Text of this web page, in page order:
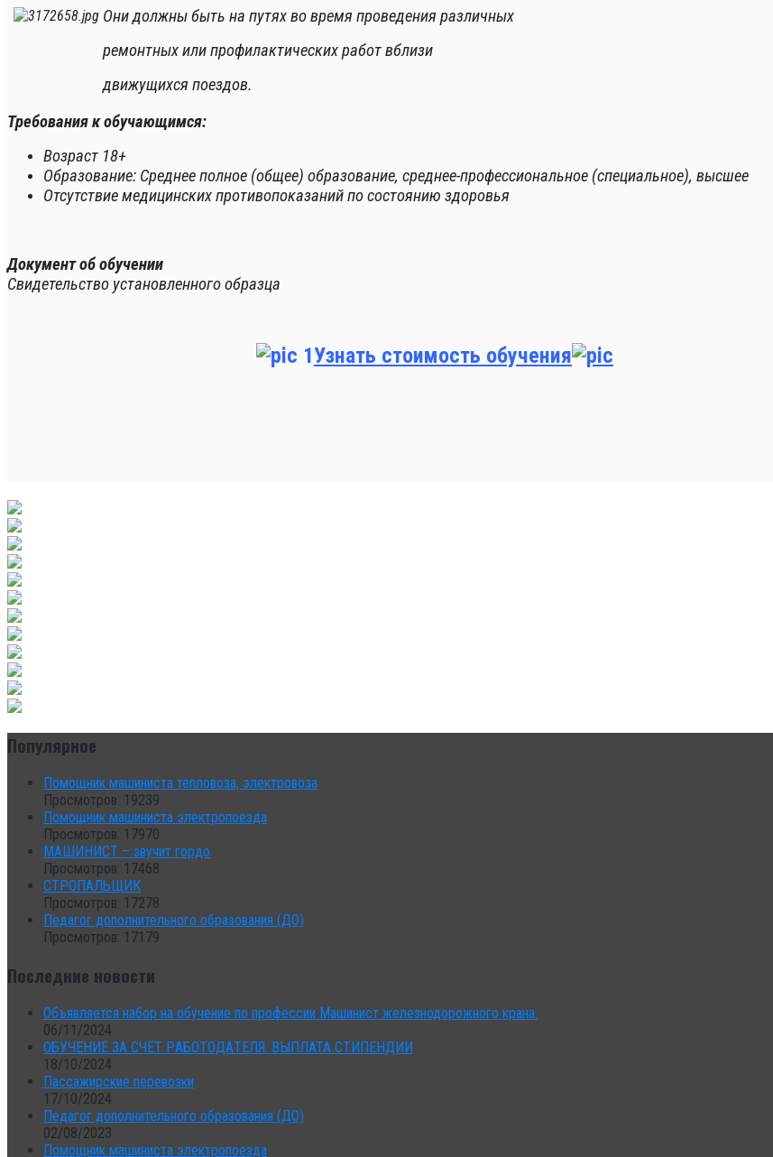
Они должны быть на путях во время проведения различных
ремонтныхили профилактических работвблизи
движущихся поездов.
Требования к обучающимся:
Возраст 18+
Образование: Среднее полное (общее) образование, среднее-профессиональное (специальное), высшее
Отсутствие медицинских противопоказаний по состоянию здоровья
Документ об обучении
Свидетельство установленного образца
Узнать стоимость обучения
Популярное
Помощник машиниста тепловоза, электровоза
Просмотров: 19239
Помощник машиниста электропоезда
Просмотров: 17970
МАШИНИСТ – звучит гордо
Просмотров: 17468
СТРОПАЛЬЩИК
Просмотров: 17278
Педагог дополнительного образования (ДО)
Просмотров: 17179
Последние новости
Объявляется набор на обучение по профессии Машинист железнодорожного крана.
06/11/2024
ОБУЧEНИЕ ЗA CЧЁТ PАБОТОДAТEЛЯ. ВЫПЛАТА CТИПЕHДИИ
18/10/2024
Пассажирские перевозки
17/10/2024
Педагог дополнительного образования (ДО)
02/08/2023
Помощник машиниста электропоезда